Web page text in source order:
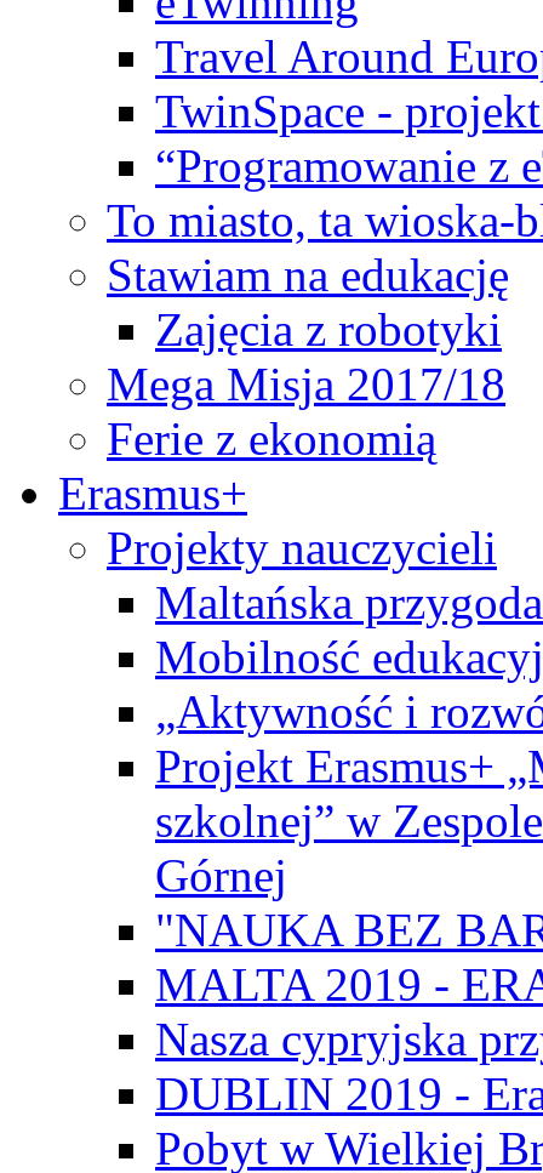
Travel Around
TwinSpace -
“Programowanie z
To miasto, ta wioska-
Stawiam na edukację
Zajęcia z robotyki
Mega Misja 2017/18
Ferie z ekonomią
Erasmus+
Projekty nauczycieli
Maltańska
Mobilność
„Aktywność i
Projekt Erasmus+
szkolnej” w
Górnej
"NAUKA BEZ
MALTA 2019 -
Nasza cypryjska
DUBLIN 2019 -
Pobyt w Wielkiej